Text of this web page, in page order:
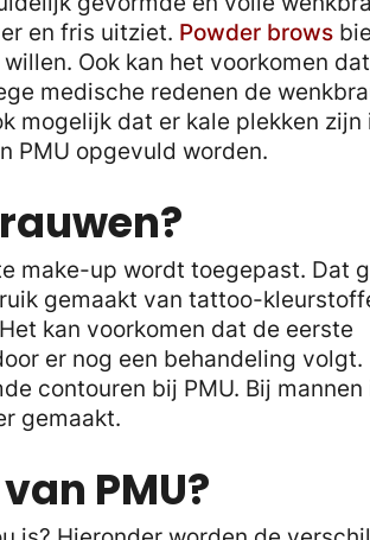
en fris uitziet. Powder brows
Ook kan het voorkomen dat
medische redenen de
mogelijk dat er kale plekken zijn
PMU opgevuld worden.
make-up wordt toegepast. Dat
gemaakt van tattoo-
kan voorkomen dat de eerste
er nog een behandeling volgt.
contouren bij PMU. Bij mannen
gemaakt.
PMU?